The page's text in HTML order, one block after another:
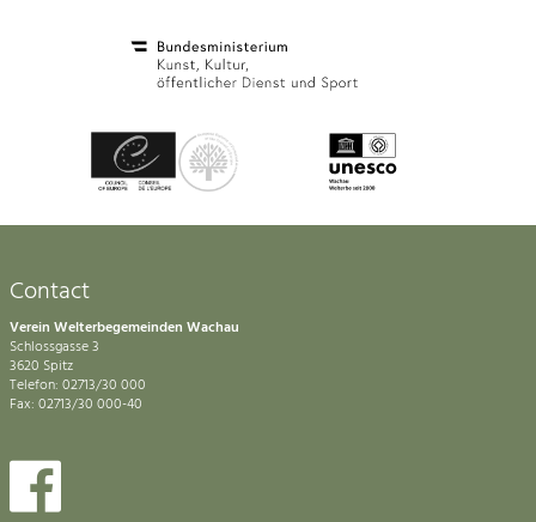
Contact
Verein Welterbegemeinden Wachau
Schlossgasse 3
3620 Spitz
Telefon: 02713/30 000
Fax: 02713/30 000-40